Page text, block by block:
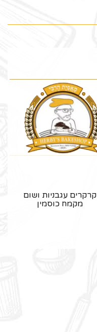
קרקרים עגבניות ושום
מקמח כוסמין